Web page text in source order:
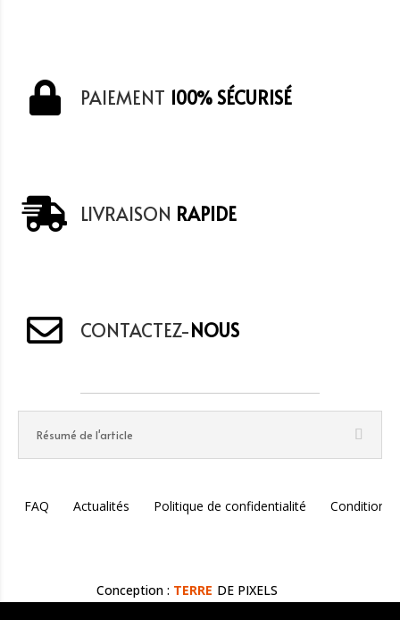
PAIEMENT 100% SÉCURISÉ
LIVRAISON RAPIDE
CONTACTEZ-NOUS
Résumé de l'article
FAQ Actualités Politique de confidentialité Conditions
Conception : TERRE DE PIXELS